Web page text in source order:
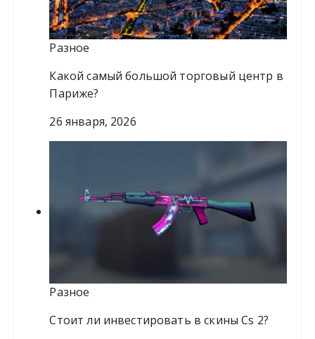
Разное
Какой самый большой торговый центр в
Париже?
26 января, 2026
Разное
Стоит ли инвестировать в скины Сѕ 2?